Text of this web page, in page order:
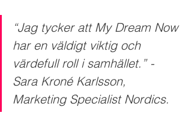
“Jag tycker att My Dream Now
har en väldigt viktig och
värdefull roll i samhället.” -
Sara Kroné Karlsson,
Marketing Specialist Nordics.